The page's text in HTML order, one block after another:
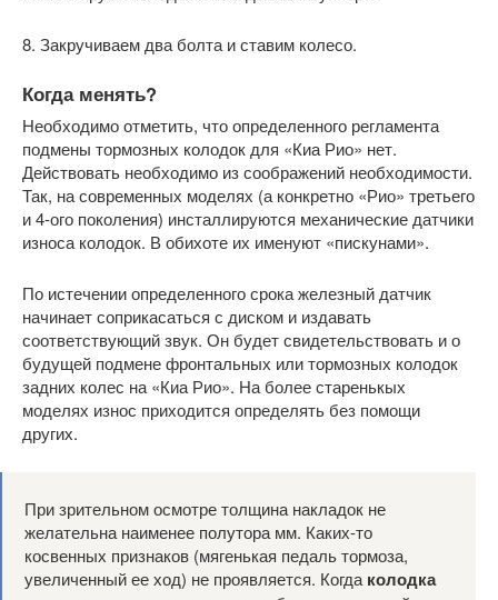
8. Закручиваем два болта и ставим колесо.
Когда менять?
Необходимо отметить, что определенного регламента
подмены тормозных колодок для «Киа Рио» нет.
Действовать необходимо из соображений необходимости.
Так, на современных моделях (а конкретно «Рио» третьего
и 4-ого поколения) инсталлируются механические датчики
износа колодок. В обихоте их именуют «пискунами».
По истечении определенного срока железный датчик
начинает соприкасаться с диском и издавать
соответствующий звук. Он будет свидетельствовать и о
будущей подмене фронтальных или тормозных колодок
задних колес на «Киа Рио». На более старенькых
моделях износ приходится определять без помощи
других.
При зрительном осмотре толщина накладок не
желательна наименее полутора мм. Каких-то
косвенных признаков (мягенькая педаль тормоза,
увеличенный ее ход) не проявляется. Когда колодка